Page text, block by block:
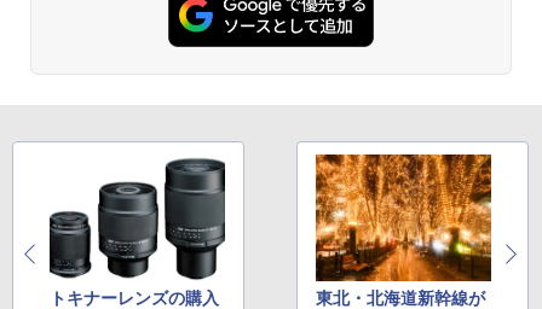
トキナーレンズの購入
東北・北海道新幹線が